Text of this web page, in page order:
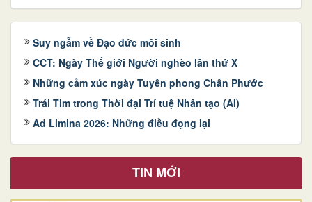
Suy ngẫm về Đạo đức môi sinh
CCT: Ngày Thế giới Người nghèo lần thứ X
Những cảm xúc ngày Tuyên phong Chân Phước
Trái Tim trong Thời đại Trí tuệ Nhân tạo (AI)
Ad Limina 2026: Những điều đọng lại
TIN MỚI